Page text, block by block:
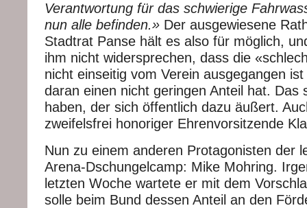
Verantwortung für das schwierige
nun alle befinden.» Der ausgewiesene
Stadtrat Panse hält es also für möglich,
ihm nicht widersprechen, dass die
nicht einseitig vom Verein ausgegangen
daran einen nicht geringen Anteil hat. Das
haben, der sich öffentlich dazu äußert.
zweifelsfrei honoriger Ehrenvorsitzende
Nun zu einem anderen Protagonisten der
Arena-Dschungelcamp: Mike Mohring.
letzten Woche wartete er mit dem
solle beim Bund dessen Anteil an den